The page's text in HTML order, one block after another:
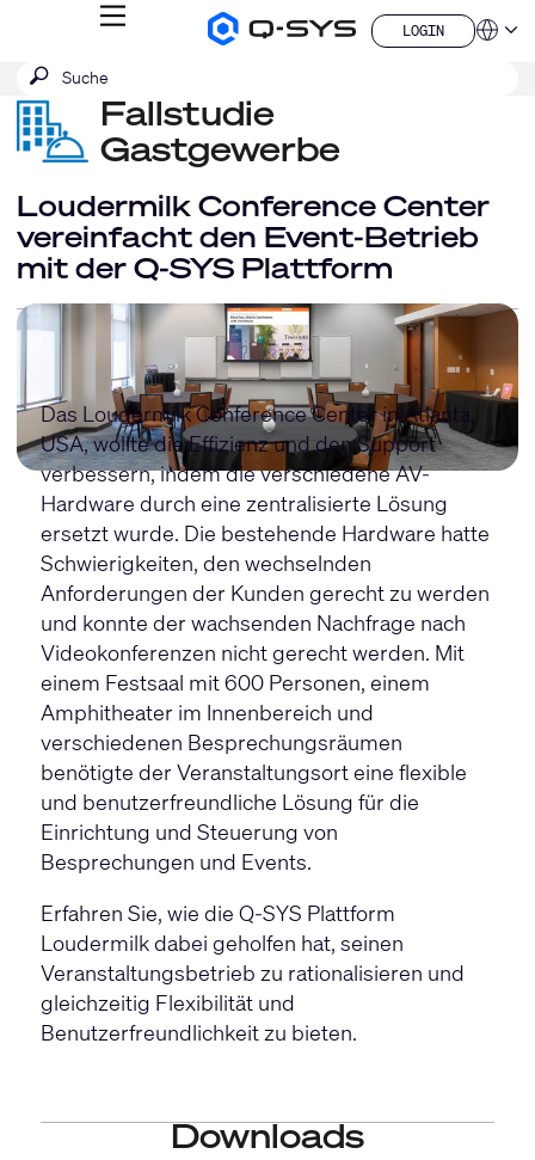
Q-
Produkte
Homepage
MENÜ
LOGIN
LOGIN
QSYS.com (English)
India (English)
Deutsch
Español
日本語
한국어
China (中文)
Suche
absenden
SUCHE
Fallstudie
Gastgewerbe
Loudermilk Conference Center
vereinfacht den Event-Betrieb
mit der Q-SYS Plattform
Das Loudermilk Conference Center in Atlanta,
USA, wollte die Effizienz und den Support
verbessern, indem die verschiedene AV-
Hardware durch eine zentralisierte Lösung
ersetzt wurde. Die bestehende Hardware hatte
Schwierigkeiten, den wechselnden
Anforderungen der Kunden gerecht zu werden
und konnte der wachsenden Nachfrage nach
Videokonferenzen nicht gerecht werden. Mit
einem Festsaal mit 600 Personen, einem
Amphitheater im Innenbereich und
verschiedenen Besprechungsräumen
benötigte der Veranstaltungsort eine flexible
und benutzerfreundliche Lösung für die
Einrichtung und Steuerung von
Besprechungen und Events.
Erfahren Sie, wie die Q-SYS Plattform
Loudermilk dabei geholfen hat, seinen
Veranstaltungsbetrieb zu rationalisieren und
gleichzeitig Flexibilität und
Benutzerfreundlichkeit zu bieten.
Downloads